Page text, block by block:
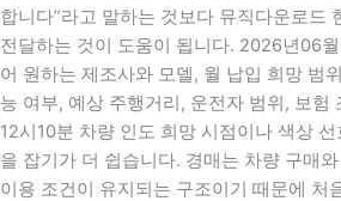
합니다”라고 말하는 것보다 뮤직다운로드
전달하는 것이 도움이 됩니다. 2026년06
어 원하는 제조사와 모델, 월 납입 희망 범
능 여부, 예상 주행거리, 운전자 범위, 보
12시10분 차량 인도 희망 시점이나 색상
을 잡기가 더 쉽습니다. 경매는 차량 구매
이용 조건이 유지되는 구조이기 때문에 처